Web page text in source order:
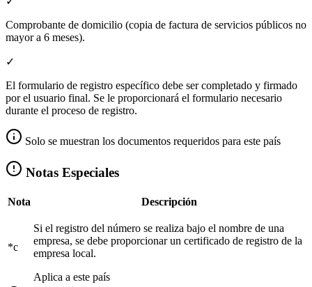
Comprobante de domicilio (copia de factura de servicios públicos no
mayor a 6 meses).
✓
El formulario de registro específico debe ser completado y firmado
por el usuario final. Se le proporcionará el formulario necesario
durante el proceso de registro.
Solo se muestran los documentos requeridos para este país
Notas Especiales
Nota Descripción
*c
Si el registro del número se realiza bajo el nombre de una
empresa, se debe proporcionar un certificado de registro de la
empresa local.
Aplica a este país